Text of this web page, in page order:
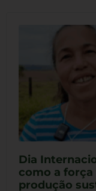
Dia
como a
produção